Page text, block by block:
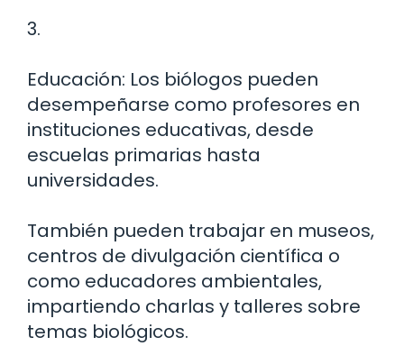
3.
Educación: Los biólogos pueden
desempeñarse como profesores en
instituciones educativas, desde
escuelas primarias hasta
universidades.
También pueden trabajar en museos,
centros de divulgación científica o
como educadores ambientales,
impartiendo charlas y talleres sobre
temas biológicos.